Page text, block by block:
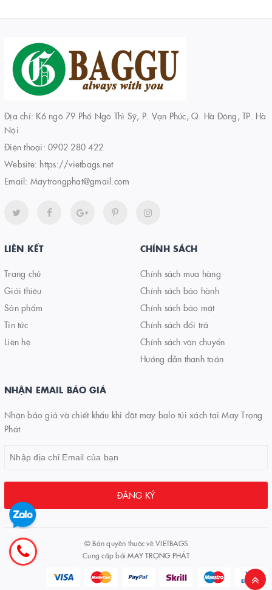
Địa chỉ: K6 ngõ 79 Phố Ngô Thì Sỹ, P. Vạn Phúc, Q. Hà Đông, TP. Hà
Nội
Điện thoại: 0902 280 422
Website: https://vietbags.net
Email: Maytrongphat@gmail.com
LIÊN KẾT
Trang chủ
Giới thiệu
Sản phẩm
Tin tức
Liên hệ
CHÍNH SÁCH
Chính sách mua hàng
Chính sách bảo hành
Chính sách bảo mật
Chính sách đổi trả
Chính sách vận chuyển
Hướng dẫn thanh toán
NHẬN EMAIL BÁO GIÁ
Nhận báo giá và chiết khấu khi đặt may balo túi xách tại May Trọng
Phát
ĐĂNG KÝ
© Bản quyền thuộc vềVIETBAGS
Cung cấp bởiMAY TRỌNG PHÁT